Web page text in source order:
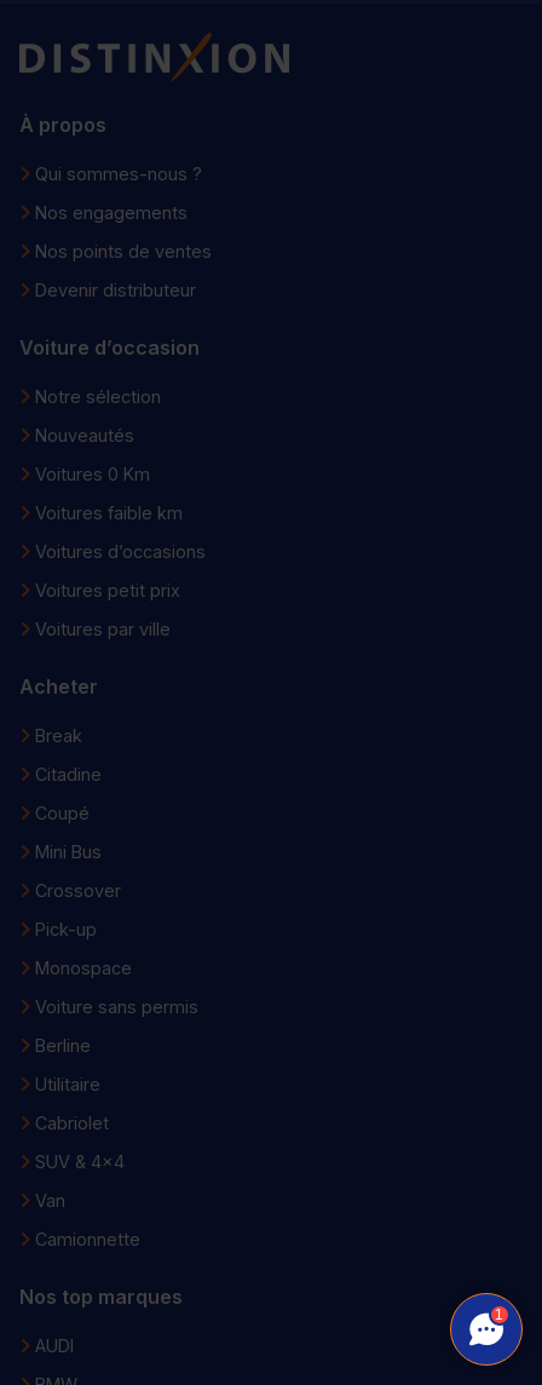
Distinxion
À propos
Qui sommes-nous ?
Nos engagements
Nos points de ventes
Devenir distributeur
Voiture d’occasion
Notre sélection
Nouveautés
Voitures 0 Km
Voitures faible km
Voitures d’occasions
Voitures petit prix
Voitures par ville
Acheter
Break
Citadine
Coupé
Mini Bus
Crossover
Pick-up
Monospace
Voiture sans permis
Berline
Utilitaire
Cabriolet
SUV & 4x4
Van
Camionnette
Nos top marques
AUDI
1